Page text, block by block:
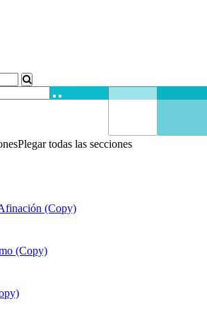
Plegar todas las secciones
(Copy)
(Copy)